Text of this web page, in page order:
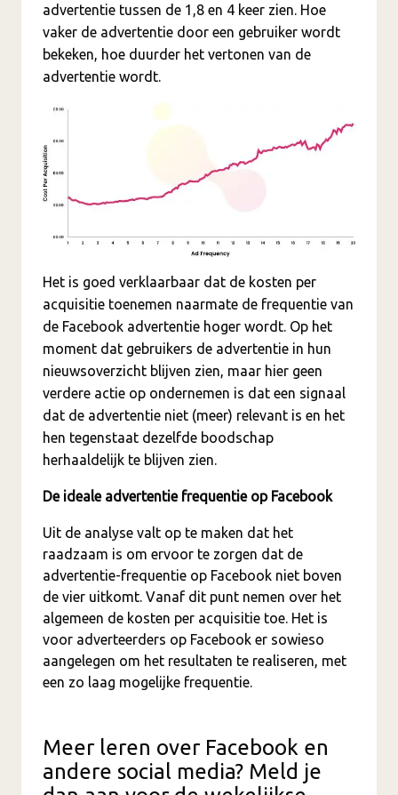
advertentie tussen de 1,8 en 4 keer zien. Hoe
vaker de advertentie door een gebruiker wordt
bekeken, hoe duurder het vertonen van de
advertentie wordt.
Het is goed verklaarbaar dat de kosten per
acquisitie toenemen naarmate de frequentie van
de Facebook advertentie hoger wordt. Op het
moment dat gebruikers de advertentie in hun
nieuwsoverzicht blijven zien, maar hier geen
verdere actie op ondernemen is dat een signaal
dat de advertentie niet (meer) relevant is en het
hen tegenstaat dezelfde boodschap
herhaaldelijk te blijven zien.
De ideale advertentie frequentie op Facebook
Uit de analyse valt op te maken dat het
raadzaam is om ervoor te zorgen dat de
advertentie-frequentie op Facebook niet boven
de vier uitkomt. Vanaf dit punt nemen over het
algemeen de kosten per acquisitie toe. Het is
voor adverteerders op Facebook er sowieso
aangelegen om het resultaten te realiseren, met
een zo laag mogelijke frequentie.
Meer leren over Facebook en
andere social media? Meld je